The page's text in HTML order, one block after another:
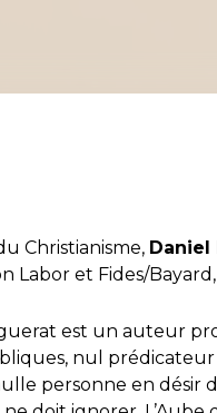
Christianisme,
Labor et Fides/
est un auteur
nul
personne en désir